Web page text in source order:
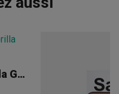
Gorilla Vape CBD 75 % Gorilla Grillz 'Forbidden Fruit'